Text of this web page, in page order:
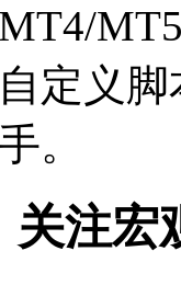
定义
。
关注宏